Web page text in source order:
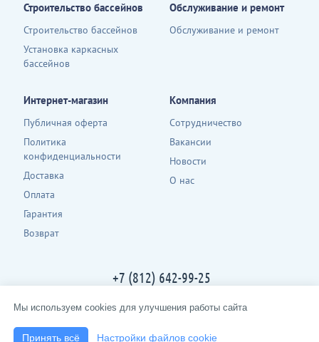
+7 (812) 642-99-25
Контакты
2013-2026 · spbpool.ru · все права защищены
Строительство бассейнов
Строительство бассейнов
Установка каркасных
бассейнов
Обслуживание и ремонт
Обслуживание и ремонт
Интернет-магазин
Публичная оферта
Политика
конфиденциальности
Доставка
Оплата
Гарантия
Возврат
Компания
Сотрудничество
Вакансии
Новости
О нас
Мы используем cookies для улучшения работы сайта
Принять всё Настройки файлов cookie